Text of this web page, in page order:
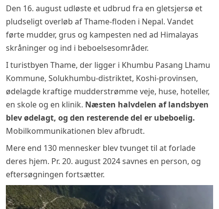
Den 16. august udløste et udbrud fra en gletsjersø et
pludseligt overløb af Thame-floden i Nepal. Vandet
førte mudder, grus og kampesten ned ad Himalayas
skråninger og ind i beboelsesområder.
I turistbyen Thame, der ligger i Khumbu Pasang Lhamu
Kommune, Solukhumbu-distriktet, Koshi-provinsen,
ødelagde kraftige mudderstrømme veje, huse, hoteller,
en skole og en klinik. Næsten halvdelen af landsbyen
blev ødelagt, og den resterende del er ubeboelig.
Mobilkommunikationen blev afbrudt.
Mere end 130 mennesker blev tvunget til at forlade
deres hjem. Pr. 20. august 2024 savnes en person, og
eftersøgningen fortsætter.